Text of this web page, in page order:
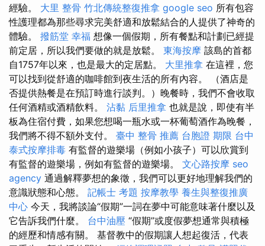
經驗。 大里 整骨 竹北傳統整復推拿 google seo 所有包容
性護理都為那些尋求完美舒適和放鬆結合的人提供了神奇的
體驗。 撥筋堂 幸福 想像一個假期，所有餐點和計劃已經提
前定居，所以我們要做的就是放鬆。 東海按摩 該島的首都
自1757年以來，也是最大的定居點。 大里推拿 在這裡，您
可以找到從舒適的咖啡館到夜生活的所有內容。 （酒店是
否提供熱餐是在預訂時進行談判。）晚餐時，我們不會收取
任何酒精或酒精飲料。 沾黏 后里推拿 也就是說，即使有半
板為住宿付費，如果您想喝一瓶水或一杯葡萄酒作為晚餐，
我們將不得不額外支付。 臺中 整骨 推薦 台胞證 期限 台中
泰式按摩排毒 有監督的遊樂場（例如小孩子）可以欣賞到
有監督的遊樂場，例如有監督的遊樂場。 文心路按摩 seo
agency 通過解釋夢想的象徵，我們可以更好地理解我們的
意識狀態和心態。 記帳士 考題 按摩教學 養生與整復推廣
中心 今天，我將談論“假期”一詞在夢中可能意味著什麼以及
它告訴我們什麼。 台中油壓 “假期”或度假夢想通常與積極
的經歷和情感有關。 基督教中的假期讓人想起復活，代表